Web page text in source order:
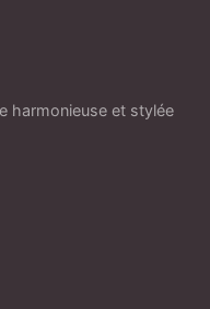
harmonieuse et stylée